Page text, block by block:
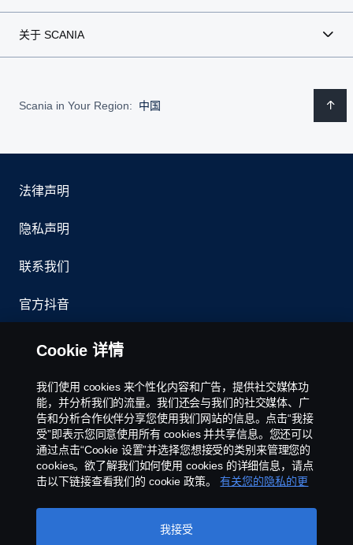
关于 SCANIA
Scania in Your Region: 中国
法律声明
隐私声明
联系我们
官方抖音
举报制度
京ICP备11044648号
Cookie政策
Cookie 设置
Cookie 详情
我们使用 cookies 来个性化内容和广告，提供社交媒体功
能，并分析我们的流量。我们还会与我们的社交媒体、广
告和分析合作伙伴分享您使用我们网站的信息。点击“我接
受”即表示您同意使用所有 cookies 并共享信息。您还可以
通过点击“Cookie 设置”并选择您想接受的类别来管理您的
cookies。欲了解我们如何使用 cookies 的详细信息，请点
击以下链接查看我们的 cookie 政策。
有关您的隐私的更
我接受